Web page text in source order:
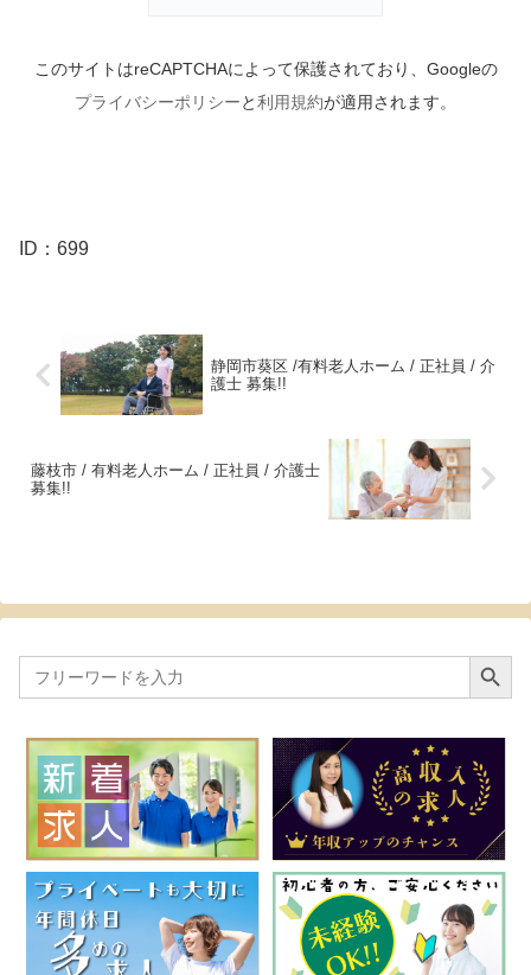
このサイトはreCAPTCHAによって保護されており、Googleの
プライバシーポリシーと利用規約が適用されます。
ID：699
静岡市葵区 /有料老人ホーム / 正社員 / 介
護士 募集!!
藤枝市 / 有料老人ホーム / 正社員 / 介護士
募集!!
Search
for:
Search Button